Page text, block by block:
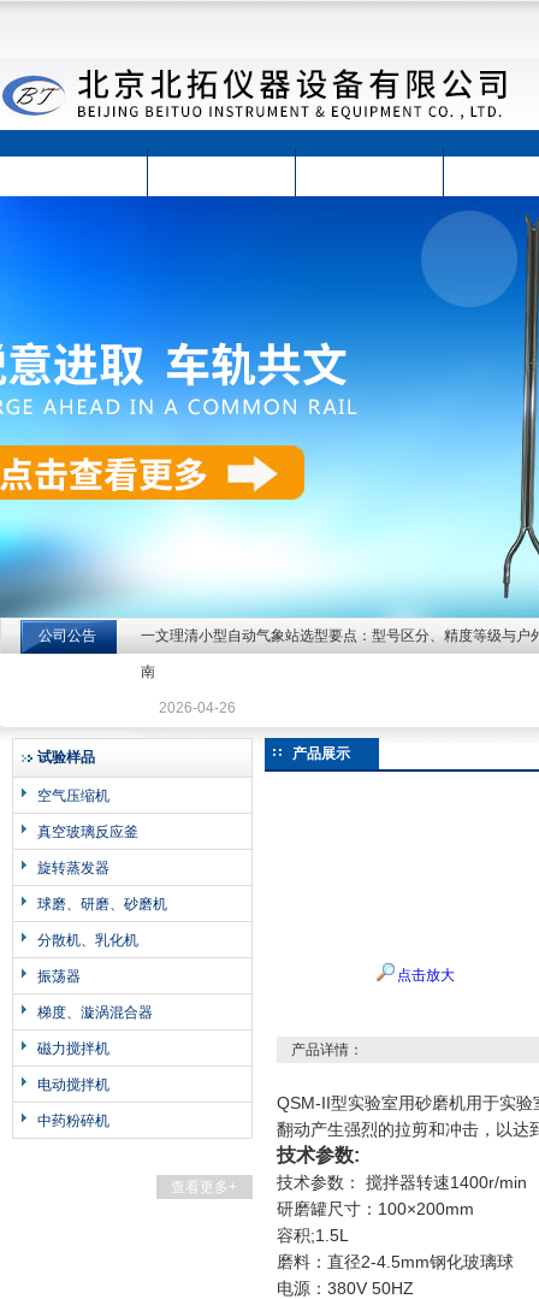
北京北拓仪器设备有限公司
公司公告 一文理清小型自动气象站选型要点：型号区分、精度等级与户
南
2026-04-26
试验样品
空气压缩机
真空玻璃反应釜
旋转蒸发器
球磨、研磨、砂磨机
分散机、乳化机
振荡器
梯度、漩涡混合器
磁力搅拌机
电动搅拌机
中药粉碎机
查看更多+
产品展示
点击放大
产品详情：
QSM-II型实验室用砂磨机用于实
翻动产生强烈的拉剪和冲击，以达
技术参数:
技术参数： 搅拌器转速1400r/min
研磨罐尺寸：100×200mm
容积;1.5L
磨料：直径2-4.5mm钢化玻璃球
电源：380V 50HZ